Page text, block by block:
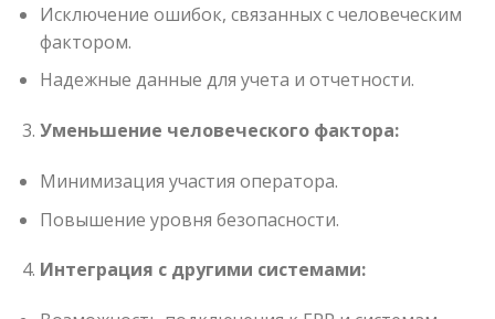
Исключение ошибок, связанных с человеческим
фактором.
Надежные данные для учета и отчетности.
Уменьшение человеческого фактора:
Минимизация участия оператора.
Повышение уровня безопасности.
Интеграция с другими системами: